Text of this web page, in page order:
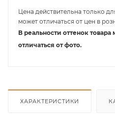
Цена действительна только
может отличаться от цен в
В реальности оттенок
отличаться от фото.
ХАРАКТЕРИСТИКИ